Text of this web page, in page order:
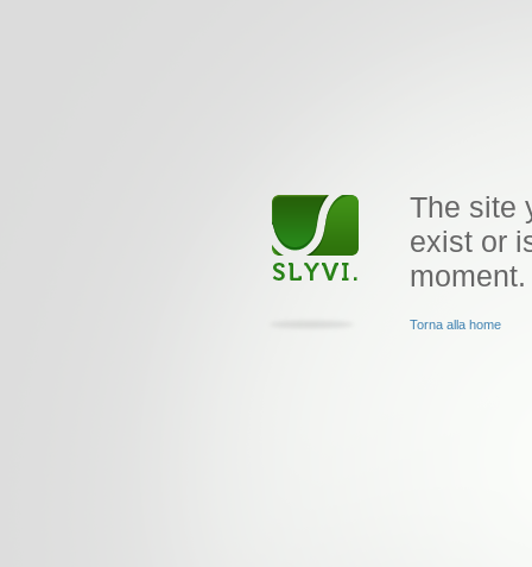
The site
exist or
moment.
Torna alla home